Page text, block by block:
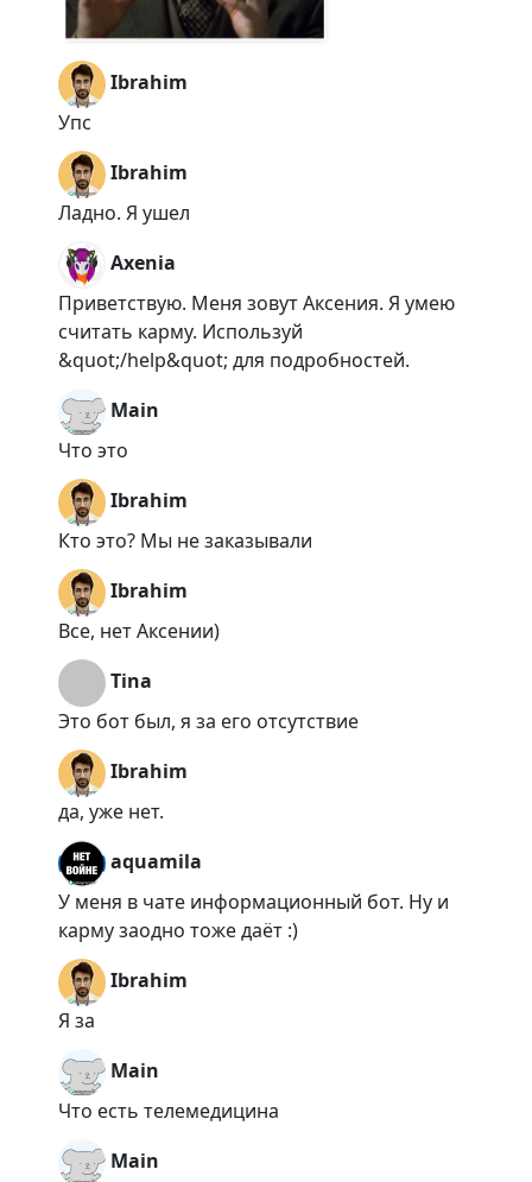
Ibrahim
Упс
Ibrahim
Ладно. Я ушел
Axenia
Приветствую. Меня зовут Аксения. Я умею
считать карму. Используй
&quot;/help&quot; для подробностей.
Main
Что это
Ibrahim
Кто это? Мы не заказывали
Ibrahim
Все, нет Аксении)
Tina
Это бот был, я за его отсутствие
Ibrahim
да, уже нет.
aquamila
У меня в чате информационный бот. Ну и
карму заодно тоже даёт :)
Ibrahim
Я за
Main
Что есть телемедицина
Main